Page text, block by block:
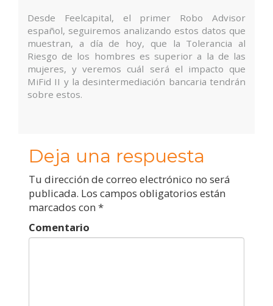
Desde Feelcapital, el primer Robo Advisor
español, seguiremos analizando estos datos que
muestran, a día de hoy, que la Tolerancia al
Riesgo de los hombres es superior a la de las
mujeres, y veremos cuál será el impacto que
MiFid II y la desintermediación bancaria tendrán
sobre estos.
Deja una respuesta
Tu dirección de correo electrónico no será
publicada. Los campos obligatorios están
marcados con *
Comentario